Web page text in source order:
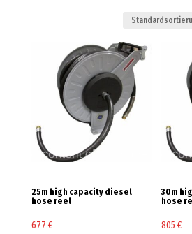
25m high capacity diesel
hose reel
677 €
30m
hose
805€